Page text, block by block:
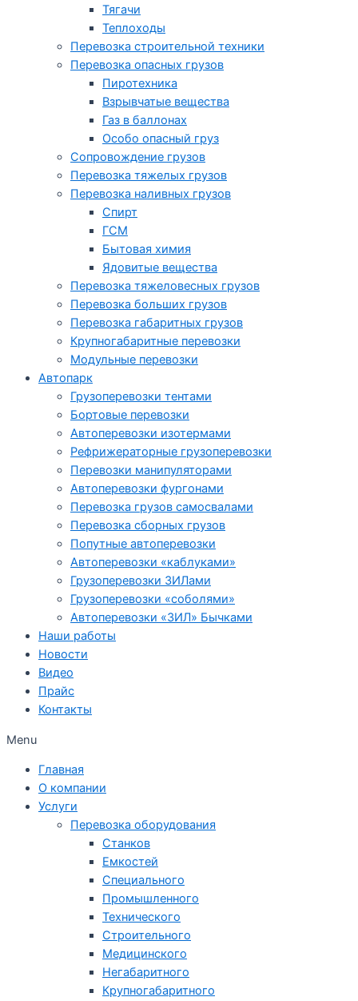
Тягачи
Теплоходы
Перевозка строительной техники
Перевозка опасных грузов
Пиротехника
Взрывчатые вещества
Газ в баллонах
Особо опасный груз
Cопровождение грузов
Перевозка тяжелых грузов
Перевозка наливных грузов
Спирт
ГСМ
Бытовая химия
Ядовитые вещества
Перевозка тяжеловесных грузов
Перевозка больших грузов
Перевозка габаритных грузов
Крупногабаритные перевозки
Модульные перевозки
Автопарк
Грузоперевозки тентами
Бортовые перевозки
Автоперевозки изотермами
Рефрижераторные грузоперевозки
Перевозки манипуляторами
Автоперевозки фургонами
Перевозка грузов самосвалами
Перевозка сборных грузов
Попутные автоперевозки
Автоперевозки «каблуками»
Грузоперевозки ЗИЛами
Грузоперевозки «соболями»
Автоперевозки «ЗИЛ» Бычками
Наши работы
Новости
Видео
Прайс
Контакты
Menu
Главная
О компании
Услуги
Перевозка оборудования
Станков
Емкостей
Специального
Промышленного
Технического
Строительного
Медицинского
Негабаритного
Крупногабаритного